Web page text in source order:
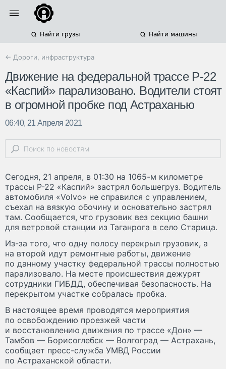
Найти грузы Найти машины
← Дороги, инфраструктура
Движение на федеральной трассе Р-22
«Каспий» парализовано. Водители стоят
в огромной пробке под Астраханью
06:40, 21 Апреля 2021
Сегодня, 21 апреля, в 01:30 на 1065-м километре
трассы Р-22 «Каспий» застрял большегруз. Водитель
автомобиля «Volvo» не справился с управлением,
съехал на вязкую обочину и основательно застрял
там. Сообщается, что грузовик вез секцию башни
для ветровой станции из Таганрога в село Старица.
Из-за того, что одну полосу перекрыл грузовик, а
на второй идут ремонтные работы, движение
по данному участку федеральной трассы полностью
парализовало. На месте происшествия дежурят
сотрудники ГИБДД, обеспечивая безопасность. На
перекрытом участке собралась пробка.
В настоящее время проводятся мероприятия
по освобождению проезжей части
и восстановлению движения по трассе «Дон» —
Тамбов — Борисоглебск — Волгоград — Астрахань,
сообщает пресс-служба УМВД России
по Астраханской области.